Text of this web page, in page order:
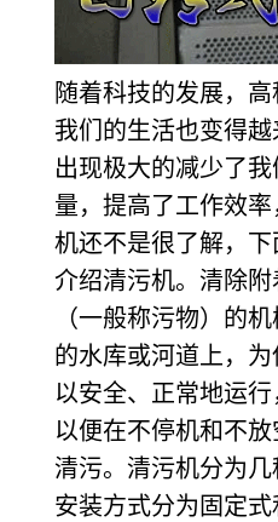
随着科技的发展，高
我们的生活也变得
出现极大的减少了
量，提高了工作效
机还不是很了解，
介绍清污机。清除
（一般称污物）的
的水库或河道上，
以安全、正常地运行
以便在不停机和不
清污。清污机分为
安装方式分为固定